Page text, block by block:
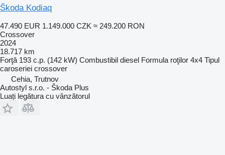
Škoda Kodiaq
47.490 EUR 1.149.000 CZK ≈ 249.200 RON
Crossover
2024
18.717 km
Forţă 193 c.p. (142 kW) Combustibil diesel Formula roţilor 4x4 Tipul
caroseriei crossover
Cehia, Trutnov
Autostyl s.r.o. - Škoda Plus
Luați legătura cu vânzătorul